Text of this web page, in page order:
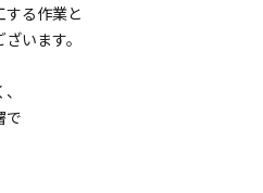
る作業と
います。
で